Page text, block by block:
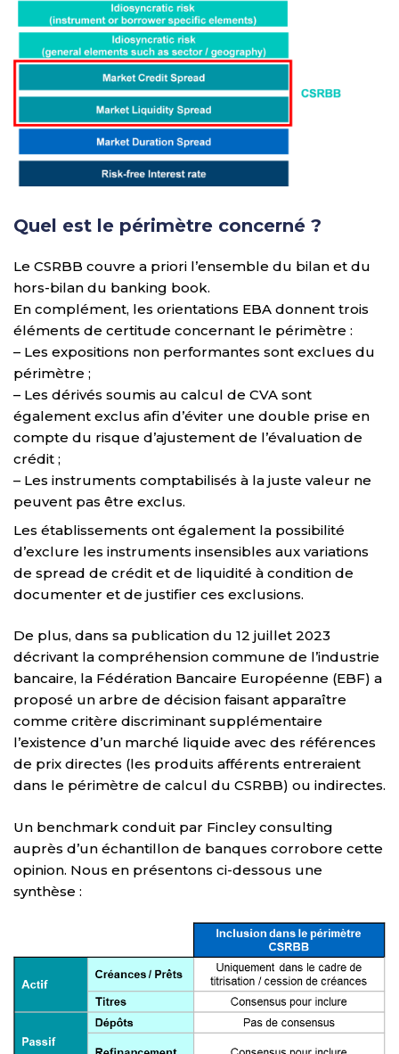
Quel est le périmètre concerné ?
Le CSRBB couvre a priori l’ensemble du bilan et du
hors-bilan du banking book.
En complément, les orientations EBA donnent trois
éléments de certitude concernant le périmètre :
– Les expositions non performantes sont exclues du
périmètre ;
– Les dérivés soumis au calcul de CVA sont
également exclus afin d’éviter une double prise en
compte du risque d’ajustement de l’évaluation de
crédit ;
– Les instruments comptabilisés à la juste valeur ne
peuvent pas être exclus.
Les établissements ont également la possibilité
d’exclure les instruments insensibles aux variations
de spread de crédit et de liquidité à condition de
documenter et de justifier ces exclusions.
De plus, dans sa publication du 12 juillet 2023
décrivant la compréhension commune de l’industrie
bancaire, la Fédération Bancaire Européenne (EBF) a
proposé un arbre de décision faisant apparaître
comme critère discriminant supplémentaire
l’existence d’un marché liquide avec des références
de prix directes (les produits afférents entreraient
dans le périmètre de calcul du CSRBB) ou indirectes.
Un benchmark conduit par Fincley consulting
auprès d’un échantillon de banques corrobore cette
opinion. Nous en présentons ci-dessous une
synthèse :